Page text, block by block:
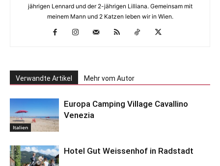
jährigen Lennard und der 2-jährigen Lilliana. Gemeinsam mit
meinem Mann und 2 Katzen leben wir in Wien.
Verwandte Artikel Mehr vom Autor
Italien
Europa Camping Village Cavallino
Venezia
Hotel Gut Weissenhof in Radstadt